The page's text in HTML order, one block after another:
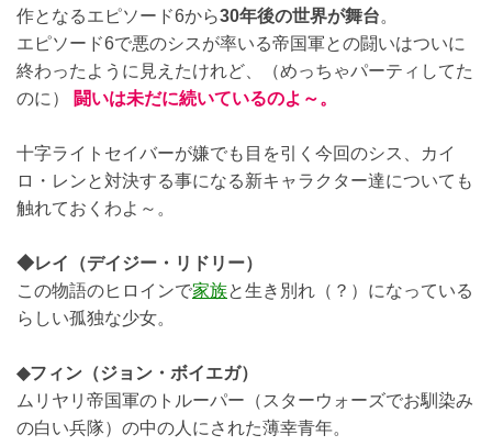
作となるエピソード6から30年後の世界が舞台。
エピソード6で悪のシスが率いる帝国軍との闘いはついに
終わったように見えたけれど、（めっちゃパーティしてた
のに）
闘いは未だに続いているのよ～。
十字ライトセイバーが嫌でも目を引く今回のシス、カイ
ロ・レンと対決する事になる新キャラクター達についても
触れておくわよ～。
◆レイ（デイジー・リドリー）
この物語のヒロインで家族と生き別れ（？）になっている
らしい孤独な少女。
◆フィン（ジョン・ボイエガ）
ムリヤリ帝国軍のトルーパー（スターウォーズでお馴染み
の白い兵隊）の中の人にされた薄幸青年。